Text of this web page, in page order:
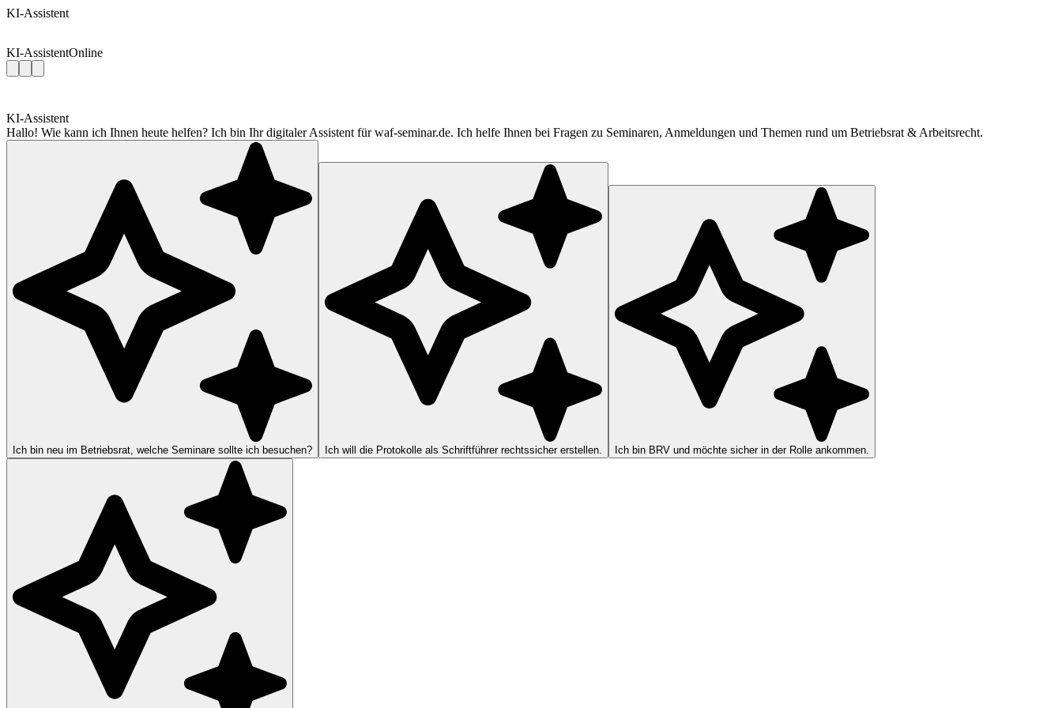
KI-Assistent
KI-AssistentOnline
KI-Assistent
Hallo! Wie kann ich Ihnen heute helfen? Ich bin Ihr digitaler Assistent für waf-seminar.de. Ich helfe Ihnen bei Fragen zu Seminaren, Anmeldungen und Themen rund um Betriebsrat & Arbeitsrecht.
Ich bin neu im Betriebsrat, welche Seminare sollte ich besuchen? Ich will die Protokolle als Schriftführer rechtssicher erstellen. Ich bin BRV und möchte sicher in der Rolle ankommen.